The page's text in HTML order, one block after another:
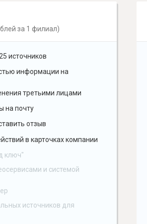
за 1 филиал)
источников
информации на
третьими лицами
на почту
отзыв
в карточках компании
ключ"
и системой
источников для